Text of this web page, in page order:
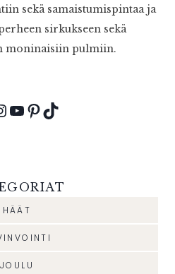
sekä samaistumispintaa ja
sirkukseen sekä
moninaisiin pulmiin.
YouTube
Pinterest
TikTok
HÄÄT
JOULU